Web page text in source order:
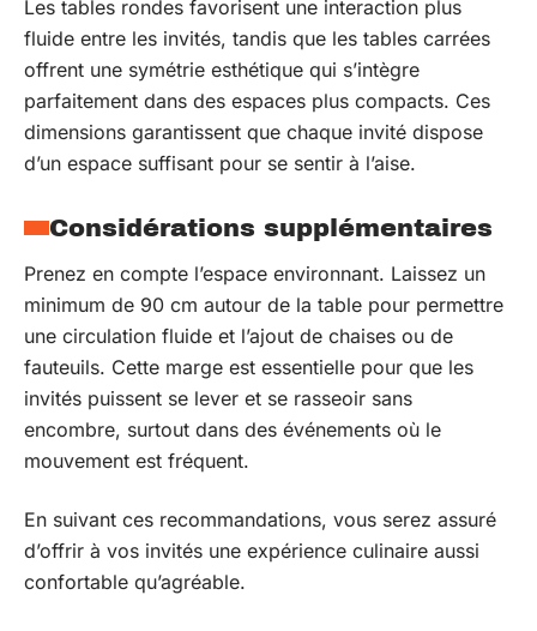
Les tables rondes favorisent une interaction plus
fluide entre les invités, tandis que les tables carrées
offrent une symétrie esthétique qui s’intègre
parfaitement dans des espaces plus compacts. Ces
dimensions garantissent que chaque invité dispose
d’un espace suffisant pour se sentir à l’aise.
Considérations supplémentaires
Prenez en compte l’espace environnant. Laissez un
minimum de 90 cm autour de la table pour permettre
une circulation fluide et l’ajout de chaises ou de
fauteuils. Cette marge est essentielle pour que les
invités puissent se lever et se rasseoir sans
encombre, surtout dans des événements où le
mouvement est fréquent.
En suivant ces recommandations, vous serez assuré
d’offrir à vos invités une expérience culinaire aussi
confortable qu’agréable.